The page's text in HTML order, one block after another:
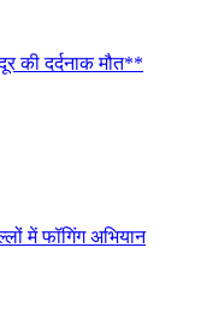
की दर्दनाक मौत**
में फॉगिंग अभियान